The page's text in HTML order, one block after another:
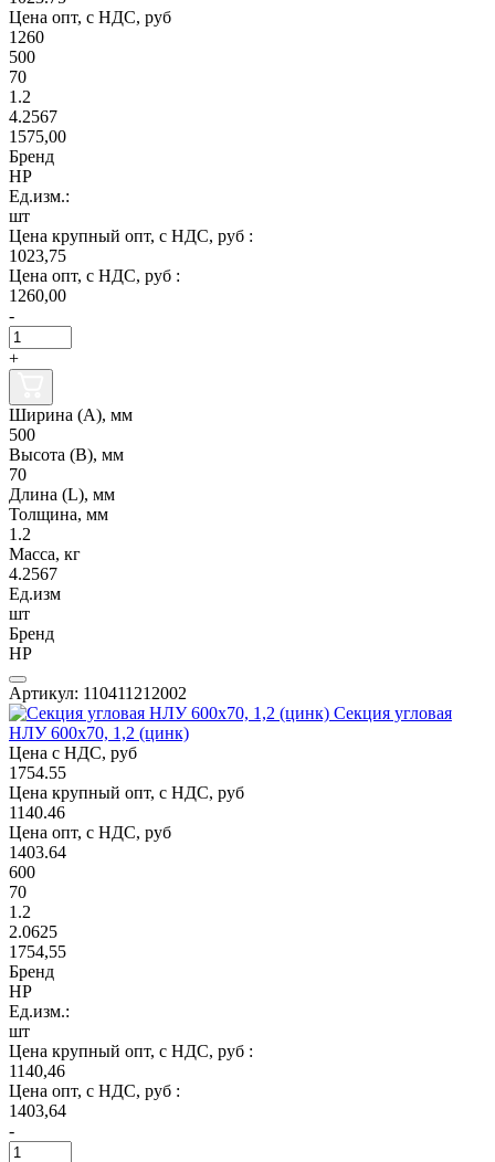
Цена опт, с НДС, руб
1260
500
70
1.2
4.2567
1575,00
Бренд
НР
Ед.изм.:
шт
Цена крупный опт, с НДС, руб :
1023,75
Цена опт, с НДС, руб :
1260,00
-
+
Ширина (А), мм
500
Высота (В), мм
70
Длина (L), мм
Толщина, мм
1.2
Масса, кг
4.2567
Ед.изм
шт
Бренд
НР
Артикул: 110411212002
Секция угловая
НЛУ 600х70, 1,2 (цинк)
Цена с НДС, руб
1754.55
Цена крупный опт, с НДС, руб
1140.46
Цена опт, с НДС, руб
1403.64
600
70
1.2
2.0625
1754,55
Бренд
НР
Ед.изм.:
шт
Цена крупный опт, с НДС, руб :
1140,46
Цена опт, с НДС, руб :
1403,64
-